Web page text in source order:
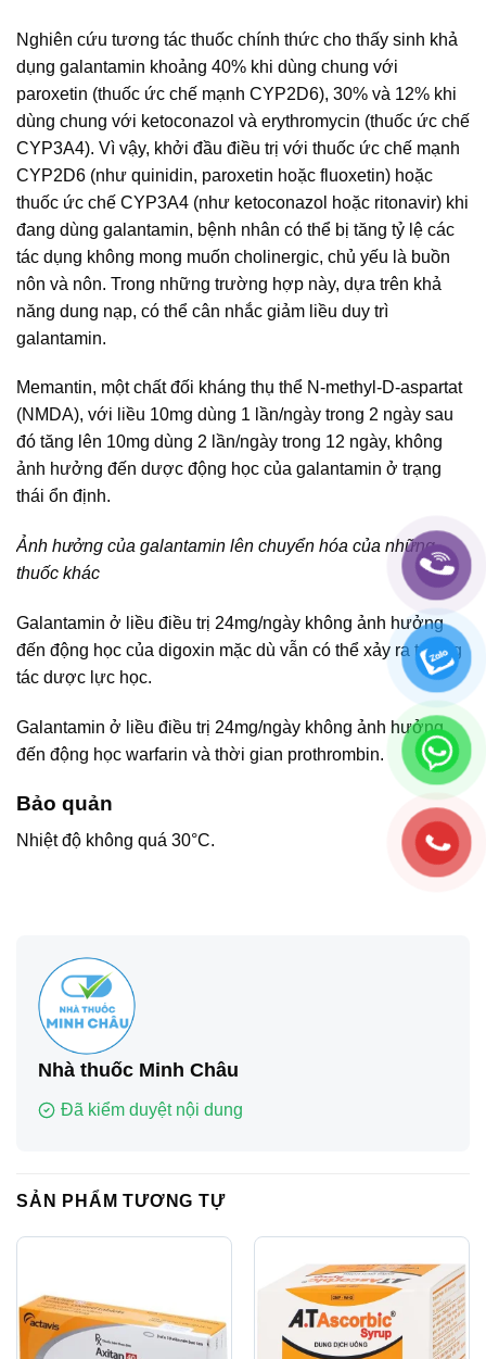
Nghiên cứu tương tác thuốc chính thức cho thấy sinh khả
dụng galantamin khoảng 40% khi dùng chung với
paroxetin (thuốc ức chế mạnh CYP2D6), 30% và 12% khi
dùng chung với ketoconazol và erythromycin (thuốc ức chế
CYP3A4). Vì vậy, khởi đầu điều trị với thuốc ức chế mạnh
CYP2D6 (như quinidin, paroxetin hoặc fluoxetin) hoặc
thuốc ức chế CYP3A4 (như ketoconazol hoặc ritonavir) khi
đang dùng galantamin, bệnh nhân có thể bị tăng tỷ lệ các
tác dụng không mong muốn cholinergic, chủ yếu là buồn
nôn và nôn. Trong những trường hợp này, dựa trên khả
năng dung nạp, có thể cân nhắc giảm liều duy trì
galantamin.
Memantin, một chất đối kháng thụ thể N-methyl-D-aspartat
(NMDA), với liều 10mg dùng 1 lần/ngày trong 2 ngày sau
đó tăng lên 10mg dùng 2 lần/ngày trong 12 ngày, không
ảnh hưởng đến dược động học của galantamin ở trạng
thái ổn định.
Ảnh hưởng của galantamin lên chuyển hóa của những
thuốc khác
Galantamin ở liều điều trị 24mg/ngày không ảnh hưởng
đến động học của digoxin mặc dù vẫn có thể xảy ra tương
tác dược lực học.
Galantamin ở liều điều trị 24mg/ngày không ảnh hưởng
đến động học warfarin và thời gian prothrombin.
Bảo quản
Nhiệt độ không quá 30°C.
Nhà thuốc Minh Châu
Đã kiểm duyệt nội dung
SẢN PHẨM TƯƠNG TỰ